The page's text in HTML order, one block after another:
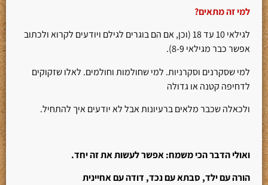
למי זה מתאים?
לגילאי 10 עד 18 (וכן, אם הם בוגרים לגילם ויודעים לקרוא ולכתוב
אפשר כבר מגילאי 8-9).
למי שסקרנים וסקרניות. למי שחולמות וחולמים. לאלו שזקוקים
לדחיפה קטנה או גדולה
ולכאלה שכבר מלאים ברעיונות אבל לא יודעים איך להתחיל.
ואולי הדבר הכי משמח: אפשר לעשות את זה יחד.
הורה עם ילד, סבתא עם נכד, דודה עם אחיינית